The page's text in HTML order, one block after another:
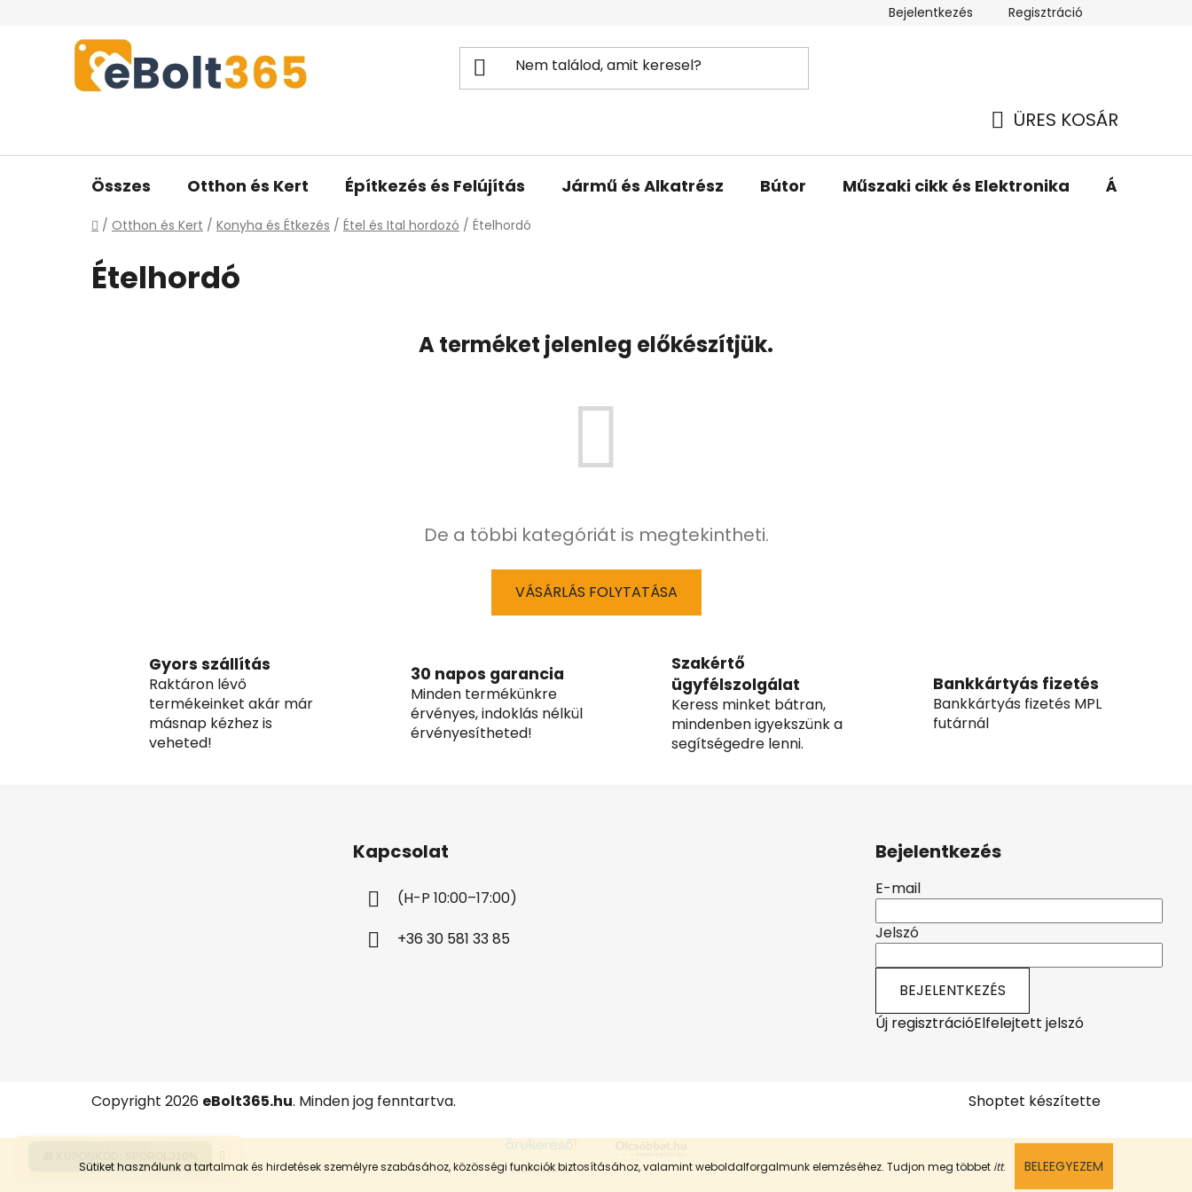
Sütiket használunk a tartalmak és hirdetések személyre szabásához, közösségi funkciók biztosításához, valamint weboldalforgalmunk elemzéséhez. Tudjon meg többet itt. BELEEGYEZEM
Bejelentkezés Regisztráció
ÜRES KOSÁR
Összes Otthon és Kert Építkezés és Felújítás Jármű és Alkatrész Bútor Műszaki cikk és Elektronika
Kezdőlap
/ Otthon és Kert / Konyha és Étkezés / Étel és Ital hordozó / Ételhordó
Ételhordó
A terméket jelenleg előkészítjük.
De a többi kategóriát is megtekintheti.
VÁSÁRLÁS FOLYTATÁSA
Gyors szállítás
Raktáron lévő
termékeinket akár már
másnap kézhez is
veheted!
30 napos garancia
Minden termékünkre
érvényes, indoklás nélkül
érvényesítheted!
Szakértő
ügyfélszolgálat
Keress minket bátran,
mindenben igyekszünk a
segítségedre lenni.
Bankkártyás fizetés
Bankkártyás fizetés MPL
futárnál
Kapcsolat
(H-P 10:00–17:00)
+36 30 581 33 85
Bejelentkezés
E-mail
Jelszó
BEJELENTKEZÉS
Új regisztrációElfelejtett jelszó
Shoptet készítette
Copyright 2026 eBolt365.hu. Minden jog fenntartva.
Árukereső.hu